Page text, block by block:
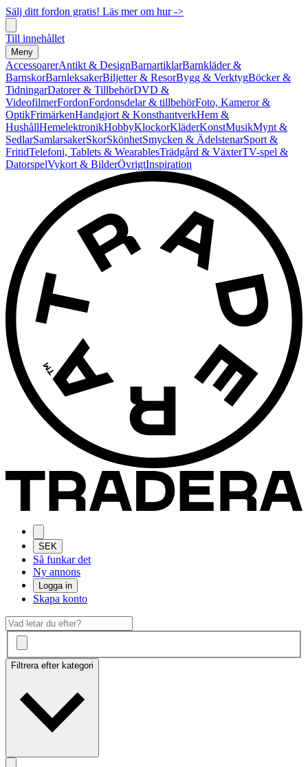
Sälj ditt fordon gratis! Läs mer om hur ->
Till innehållet
Meny
AccessoarerAntikt & DesignBarnartiklarBarnkläder &
BarnskorBarnleksakerBiljetter & ResorBygg & VerktygBöcker &
TidningarDatorer & TillbehörDVD &
VideofilmerFordonFordonsdelar & tillbehörFoto, Kameror &
OptikFrimärkenHandgjort & KonsthantverkHem &
HushållHemelektronikHobbyKlockorKläderKonstMusikMynt &
SedlarSamlarsakerSkorSkönhetSmycken & ÄdelstenarSport &
FritidTelefoni, Tablets & WearablesTrädgård & VäxterTV-spel &
DatorspelVykort & BilderÖvrigtInspiration
SEK
Så funkar det
Ny annons
Logga in
Skapa konto
Filtrera efter kategori